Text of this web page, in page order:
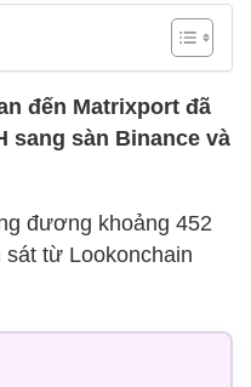
đến Matrixport đã
sang sàn Binance và
đương khoảng 452
từ Lookonchain